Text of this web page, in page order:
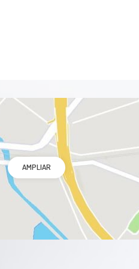
AMPLIAR